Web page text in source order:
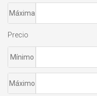
Máxima
Precio
Mínimo
Máximo